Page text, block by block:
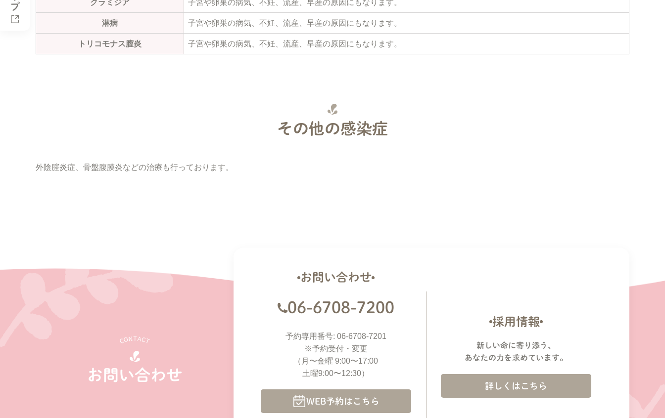
クラミジア 子宮や卵巣の病気、不妊、流産、早産の原因にもなります。
淋病 子宮や卵巣の病気、不妊、流産、早産の原因にもなります。
トリコモナス膣炎 子宮や卵巣の病気、不妊、流産、早産の原因にもなります。
その他の感染症
外陰腟炎症、骨盤腹膜炎などの治療も行っております。
CONTACT
お問い合わせ
お問い合わせ
06-6708-7200
予約専用番号: 06-6708-7201
※予約受付・変更
（月〜金曜 9:00〜17:00
土曜9:00〜12:30）
WEB予約はこちら
採用情報
新しい命に寄り添う、
あなたの力を求めています。
詳しくはこちら